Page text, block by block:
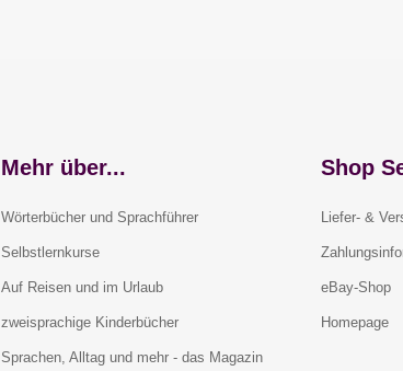
Mehr über...
Wörterbücher und Sprachführer
Selbstlernkurse
Auf Reisen und im Urlaub
zweisprachige Kinderbücher
Sprachen, Alltag und mehr - das Magazin
Shop
Liefer- &
eBay-Shop
Homepage